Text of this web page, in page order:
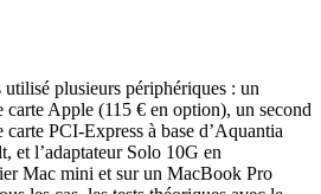
utilisé plusieurs périphériques : un
Apple (115 € en option), un second
PCI-Express à base d’Aquantia
et l’adaptateur Solo 10G en
Mac mini et sur un MacBook Pro